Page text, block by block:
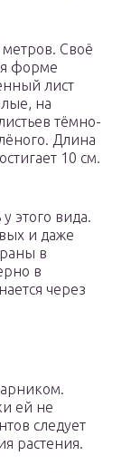
Своё
форме
лист
на
тёмно-
Длина
10 см.
этого вида.
и даже
в
в
через
ей не
следует
растения.